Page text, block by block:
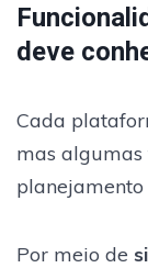
deve
Cada
mas algumas
planejamento
Por meio de